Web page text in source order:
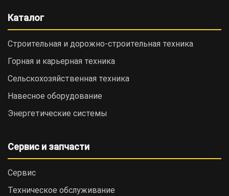
Каталог
Строительная и дорожно-cтроительная техника
Горная и карьерная техника
Сельскохозяйственная техника
Навесное оборудование
Энергетические системы
Сервис и запчасти
Сервис
Техническое обслуживание